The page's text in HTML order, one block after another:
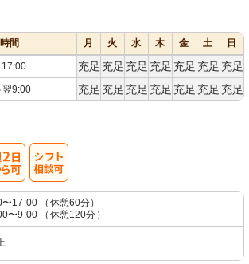
間 月 火 水 木 金 土
日
17:00 充足 充足 充足 充足 充足 充足 充足
翌9:00 充足 充足 充足 充足 充足 充足 充足
17:00 （休憩60分）
〜9:00 （休憩120分）